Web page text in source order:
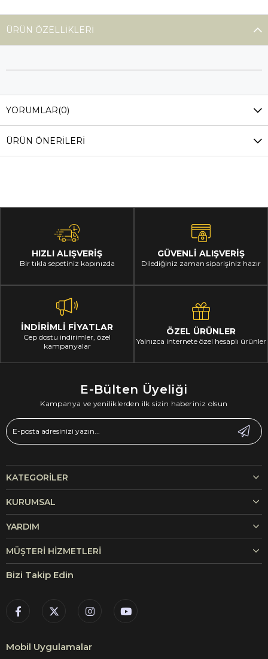
ÜRÜN ÖZELLIKLERI
YORUMLAR(0)
ÜRÜN ÖNERILERI
HIZLI ALIŞVERİŞ
Bir tıkla sepetiniz kapınızda
GÜVENLİ ALIŞVERİŞ
Dilediğiniz zaman siparişiniz hazır
İNDİRİMLİ FİYATLAR
Cep dostu indirimler, özel
kampanyalar
ÖZEL ÜRÜNLER
Yalnızca internete özel hesaplı ürünler
E-Bülten Üyeliği
Kampanya ve yeniliklerden ilk sizin haberiniz olsun
KATEGORILER
KURUMSAL
YARDIM
MÜŞTERI HIZMETLERI
Bizi Takip Edin
Mobil Uygulamalar